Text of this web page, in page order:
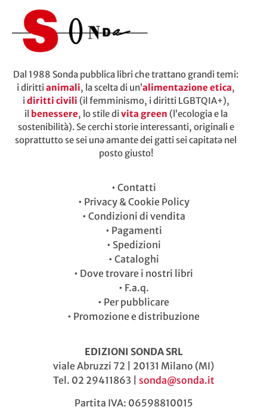
Dal 1988 Sonda pubblica libri che trattano grandi temi:
i dirittianimali, la scelta di un’alimentazione etica,
idiritti civili (il femminismo, i diritti LGBTQIA+),
il benessere, lo stile divita green (l’ecologia e la
sostenibilità). Se cerchi storie interessanti, originali e
soprattutto se sei unə amante dei gatti sei capitatə nel
posto giusto!
• Contatti
• Privacy & Cookie Policy
• Condizioni di vendita
• Pagamenti
• Spedizioni
• Cataloghi
• Dove trovare i nostri libri
• F.a.q.
• Per pubblicare
• Promozione e distribuzione
EDIZIONI SONDA SRL
viale Abruzzi 72 | 20131 Milano (MI)
Tel. 02 29411863 | sonda@sonda.it
Partita IVA: 06598810015